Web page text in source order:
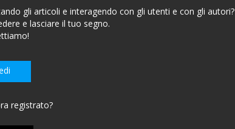
gli articoli e interagendo con gli utenti e con gli autori?
e lasciare il tuo segno.
registrato?